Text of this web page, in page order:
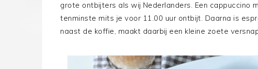
grote ontbijters als wij Nederlanders. Een cappuccino
tenminste mits je voor 11.00 uur ontbijt. Daarna is
naast de koffie, maakt daarbij een kleine zoete